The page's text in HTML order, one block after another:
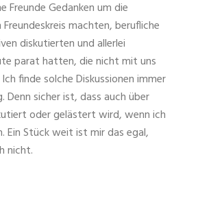
Freunde Gedanken um die
machten, berufliche
diskutierten und allerlei
parat hatten, die nicht mit uns
finde solche Diskussionen immer
sicher ist, dass auch über
oder gelästert wird, wenn ich
Ein Stück weit ist mir das egal,
nicht.